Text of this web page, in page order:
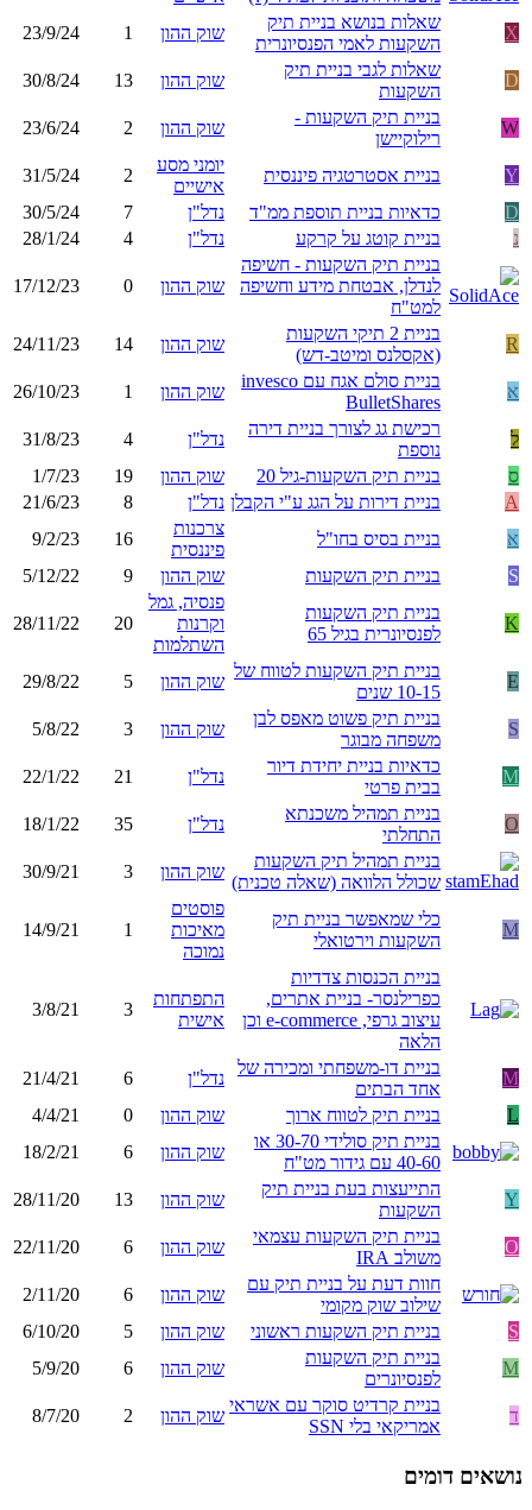
X
שאלות בנושא בניית תיק
השקעות לאמי הפנסיונרית
שוק ההון 1
23/9/24
D
שאלות לגבי בניית תיק
השקעות
שוק ההון 13
30/8/24
W
בניית תיק השקעות -
רילוקיישן
שוק ההון 2
23/6/24
Y בניית אסטרטגיה פיננסית
יומני מסע
אישיים
2
31/5/24
D
כדאיות בניית תוספת ממ"ד נדל"ן 7
30/5/24
נ
בניית קוטג על קרקע נדל"ן 4
28/1/24
בניית תיק השקעות - חשיפה
לנדלן, אבטחת מידע וחשיפה
למט"ח
שוק ההון 0
17/12/23
R
בניית 2 תיקי השקעות
(אקסלנס ומיטב-דש)
שוק ההון 14
24/11/23
א
בניית סולם אגח עם invesco
BulletShares
שוק ההון 1
26/10/23
ל
רכישת גג לצורך בניית דירה
נוספת
נדל"ן 4
31/8/23
ס
בניית תיק השקעות-גיל 20 שוק ההון 19
1/7/23
A
בניית דירות על הגג ע"י הקבלן נדל"ן 8
21/6/23
א
בניית בסיס בחו"ל
צרכנות
פיננסית
16
9/2/23
S
בניית תיק השקעות שוק ההון 9
5/12/22
K
בניית תיק השקעות
לפנסיונרית בגיל 65
פנסיה, גמל
וקרנות
השתלמות
20
28/11/22
E
בניית תיק השקעות לטווח של
10-15 שנים
שוק ההון 5
29/8/22
S
בניית תיק פשוט מאפס לבן
משפחה מבוגר
שוק ההון 3
5/8/22
M
כדאיות בניית יחידת דיור
בבית פרטי
נדל"ן 21
22/1/22
O
בניית תמהיל משכנתא
התחלתי
נדל"ן 35
18/1/22
בניית תמהיל תיק השקעות
שכולל הלוואה (שאלה טכנית)
שוק ההון 3
30/9/21
M
כלי שמאפשר בניית תיק
השקעות וירטואלי
פוסטים
מאיכות
נמוכה
1
14/9/21
בניית הכנסות צדדיות
כפרילנסר- בניית אתרים,
עיצוב גרפי, e-commerce וכן
הלאה
התפתחות
אישית
3
3/8/21
M
בניית דו-משפחתי ומכירה של
אחד הבתים
נדל"ן 6
21/4/21
L
בניית תיק לטווח ארוך שוק ההון 0
4/4/21
בניית תיק סולידי 30-70 או
40-60 עם גידור מט"ח
שוק ההון 6
18/2/21
Y
התייעצות בעת בניית תיק
השקעות
שוק ההון 13
28/11/20
O
בניית תיק השקעות עצמאי
משולב IRA
שוק ההון 6
22/11/20
חוות דעת על בניית תיק עם
שילוב שוק מקומי
שוק ההון 6
2/11/20
S
בניית תיק השקעות ראשוני שוק ההון 5
6/10/20
M
בניית תיק השקעות
לפנסיונרים
שוק ההון 6
5/9/20
ד
בניית קרדיט סוקר עם אשראי
אמריקאי בלי SSN
שוק ההון 2
8/7/20
נושאים דומים